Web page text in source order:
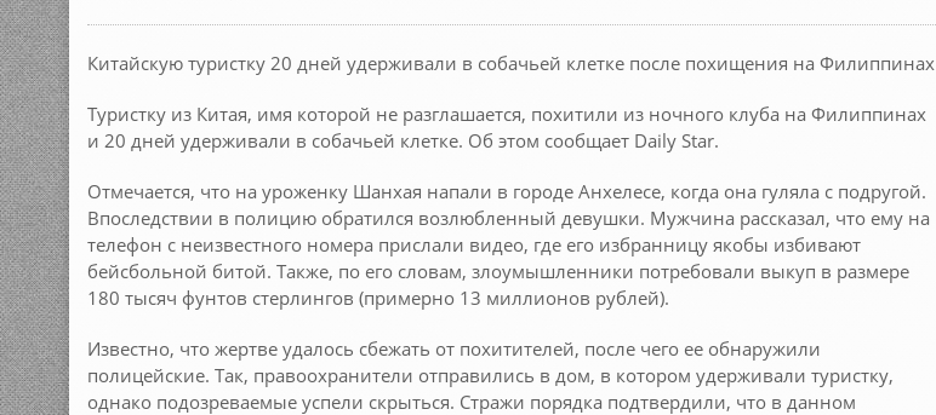
Китайскую туристку 20 дней удерживали в собачьей клетке после похищения на Филиппинах
Туристку из Китая, имя которой не разглашается, похитили из ночного клуба на Филиппинах
и 20 дней удерживали в собачьей клетке. Об этом сообщает Daily Star.
Отмечается, что на уроженку Шанхая напали в городе Анхелесе, когда она гуляла с подругой.
Впоследствии в полицию обратился возлюбленный девушки. Мужчина рассказал, что ему на
телефон с неизвестного номера прислали видео, где его избранницу якобы избивают
бейсбольной битой. Также, по его словам, злоумышленники потребовали выкуп в размере
180 тысяч фунтов стерлингов (примерно 13 миллионов рублей).
Известно, что жертве удалось сбежать от похитителей, после чего ее обнаружили
полицейские. Так, правоохранители отправились в дом, в котором удерживали туристку,
однако подозреваемые успели скрыться. Стражи порядка подтвердили, что в данном